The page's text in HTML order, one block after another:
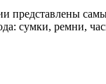
представлены
сумки, ремни,